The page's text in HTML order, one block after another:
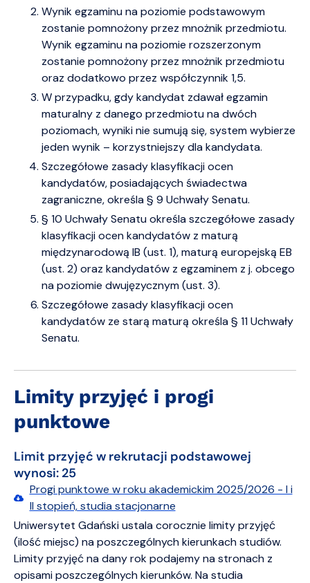
Wynik egzaminu na poziomie podstawowym
zostanie pomnożony przez mnożnik przedmiotu.
Wynik egzaminu na poziomie rozszerzonym
zostanie pomnożony przez mnożnik przedmiotu
oraz dodatkowo przez współczynnik 1,5.
W przypadku, gdy kandydat zdawał egzamin
maturalny z danego przedmiotu na dwóch
poziomach, wyniki nie sumują się, system wybierze
jeden wynik – korzystniejszy dla kandydata.
Szczegółowe zasady klasyfikacji ocen
kandydatów, posiadających świadectwa
zagraniczne, określa § 9 Uchwały Senatu.
§ 10 Uchwały Senatu określa szczegółowe zasady
klasyfikacji ocen kandydatów z maturą
międzynarodową IB (ust. 1), maturą europejską EB
(ust. 2) oraz kandydatów z egzaminem z j. obcego
na poziomie dwujęzycznym (ust. 3).
Szczegółowe zasady klasyfikacji ocen
kandydatów ze starą maturą określa § 11 Uchwały
Senatu.
Limity przyjęć i progi
punktowe
Limit przyjęć w rekrutacji podstawowej
wynosi: 25
Progi punktowe w roku akademickim 2025/2026 - I i
II stopień, studia stacjonarne
Uniwersytet Gdański ustala corocznie limity przyjęć
(ilość miejsc) na poszczególnych kierunkach studiów.
Limity przyjęć na dany rok podajemy na stronach z
opisami poszczególnych kierunków. Na studia